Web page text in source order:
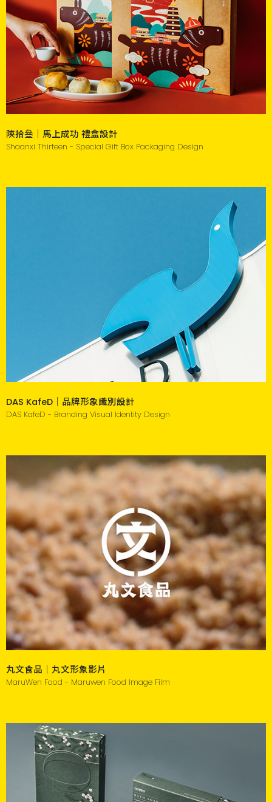
陝拾叄｜馬上成功 禮盒設計
Shaanxi Thirteen - Special Gift Box Packaging Design
DAS KafeD｜品牌形象識別設計
DAS KafeD - Branding Visual Identity Design
丸文食品｜丸文形象影片
MaruWen Food - Maruwen Food Image Film